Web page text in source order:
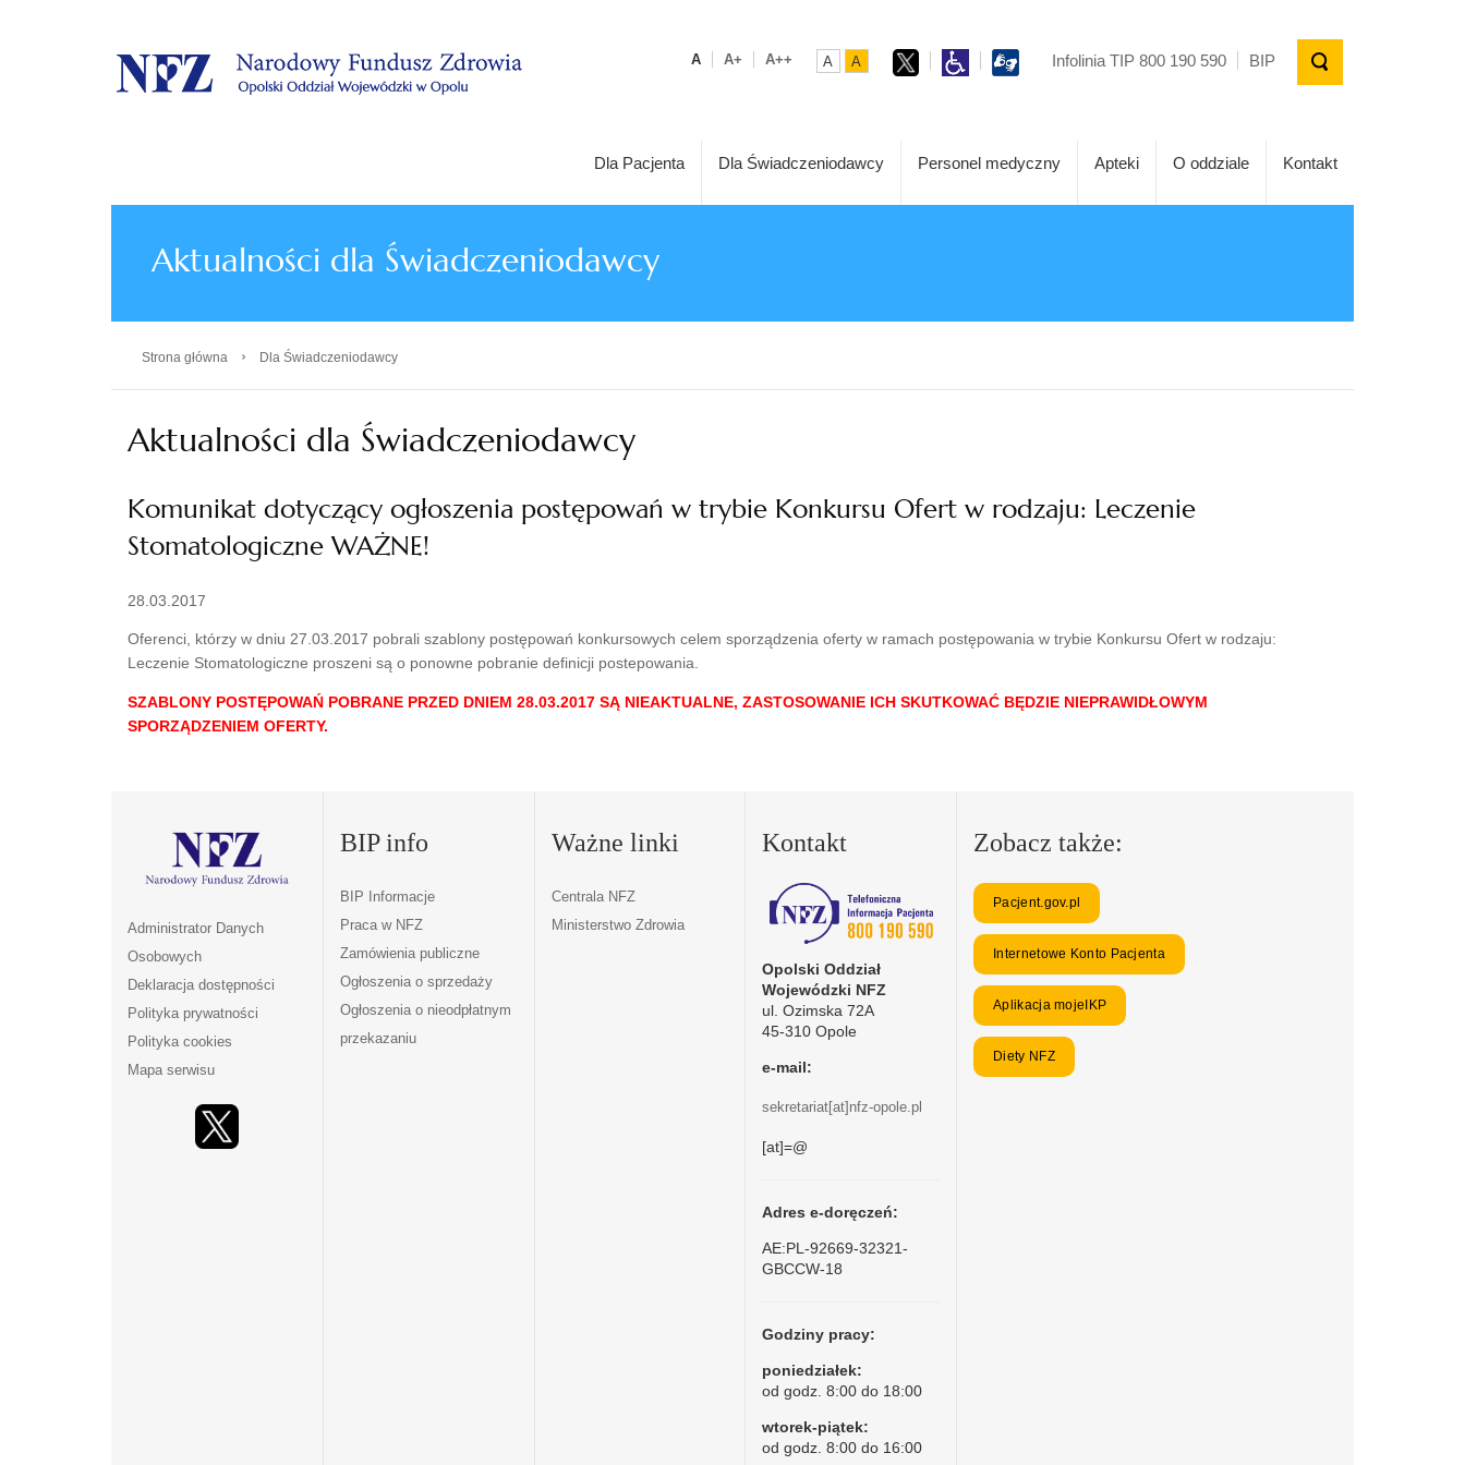
. A A+ A++ A A Infolinia TIP 800 190 590 BIP
Dla Pacjenta Dla Świadczeniodawcy Personel medyczny Apteki O oddziale Kontakt
Aktualności dla Świadczeniodawcy
Strona główna › Dla Świadczeniodawcy
Aktualności dla Świadczeniodawcy
Komunikat dotyczący ogłoszenia postępowań w trybie Konkursu Ofert w rodzaju: Leczenie
Stomatologiczne WAŻNE!
28.03.2017
Oferenci, którzy w dniu 27.03.2017 pobrali szablony postępowań konkursowych celem sporządzenia oferty w ramach postępowania w trybie Konkursu Ofert w rodzaju:
Leczenie Stomatologiczne proszeni są o ponowne pobranie definicji postepowania.
SZABLONY POSTĘPOWAŃ POBRANE PRZED DNIEM 28.03.2017 SĄ NIEAKTUALNE, ZASTOSOWANIE ICH SKUTKOWAĆ BĘDZIE NIEPRAWIDŁOWYM
SPORZĄDZENIEM OFERTY.
Administrator Danych
Osobowych
Deklaracja dostępności
Polityka prywatności
Polityka cookies
Mapa serwisu
BIP info
BIP Informacje
Praca w NFZ
Zamówienia publiczne
Ogłoszenia o sprzedaży
Ogłoszenia o nieodpłatnym
przekazaniu
Ważne linki
Centrala NFZ
Ministerstwo Zdrowia
Kontakt
Opolski Oddział
Wojewódzki NFZ
ul. Ozimska 72A
45-310 Opole
e-mail:
sekretariat[at]nfz-opole.pl
[at]=@
Adres e-doręczeń:
AE:PL-92669-32321-
GBCCW-18
Godziny pracy:
poniedziałek:
od godz. 8:00 do 18:00
wtorek-piątek:
od godz. 8:00 do 16:00
Zobacz także:
Pacjent.gov.pl
Internetowe Konto Pacjenta
Aplikacja mojeIKP
Diety NFZ